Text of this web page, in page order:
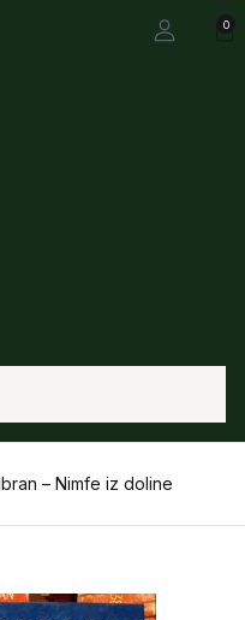
0
– Nimfe iz doline